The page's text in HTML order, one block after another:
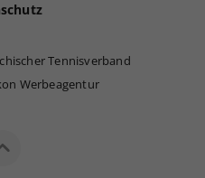
Tennisverband
Werbeagentur